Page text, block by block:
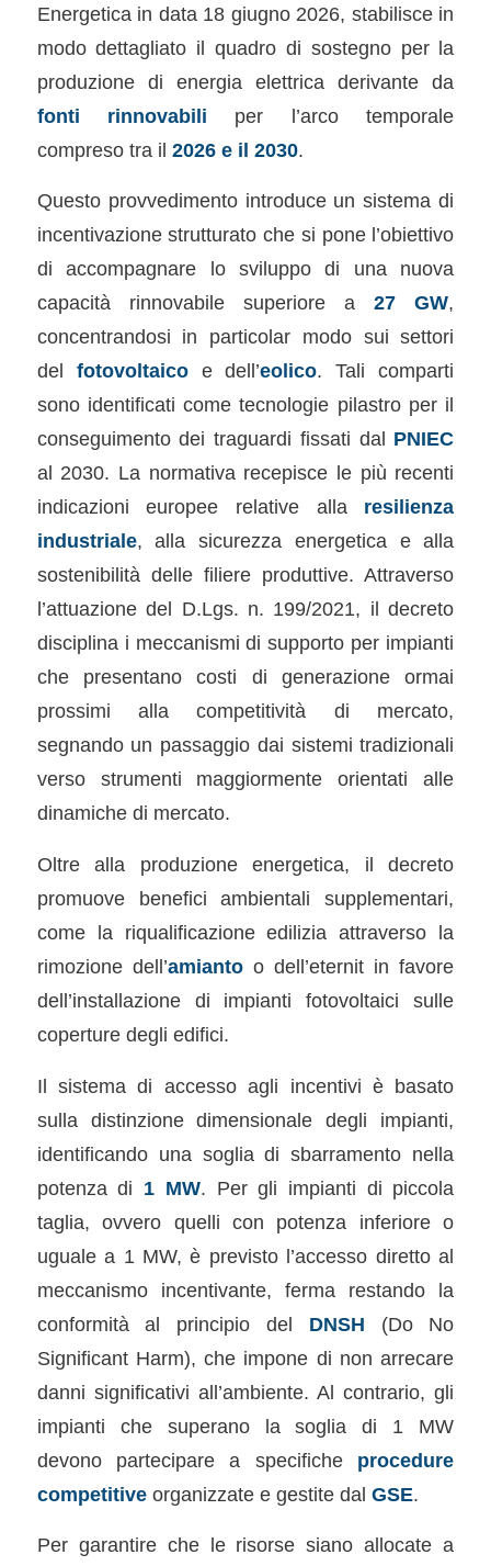
Energetica in data 18 giugno 2026, stabilisce in
modo dettagliato il quadro di sostegno per la
produzione di energia elettrica derivante da
fonti rinnovabili per l’arco temporale
compreso tra il 2026 e il 2030.
Questo provvedimento introduce un sistema di
incentivazione strutturato che si pone l’obiettivo
di accompagnare lo sviluppo di una nuova
capacità rinnovabile superiore a27 GW,
concentrandosi in particolar modo sui settori
del fotovoltaicoe dell’eolico. Tali comparti
sono identificati come tecnologie pilastro per il
conseguimento dei traguardi fissati dal PNIEC
al 2030. La normativa recepisce le più recenti
indicazioni europee relative alla resilienza
industriale, alla sicurezza energetica e alla
sostenibilità delle filiere produttive. Attraverso
l’attuazione del D.Lgs. n. 199/2021, il decreto
disciplina i meccanismi di supporto per impianti
che presentano costi di generazione ormai
prossimi alla competitività di mercato,
segnando un passaggio dai sistemi tradizionali
verso strumenti maggiormente orientati alle
dinamiche di mercato.
Oltre alla produzione energetica, il decreto
promuove benefici ambientali supplementari,
come la riqualificazione edilizia attraverso la
rimozione dell’amiantoo dell’eternit in favore
dell’installazione di impianti fotovoltaici sulle
coperture degli edifici.
Il sistema di accesso agli incentivi è basato
sulla distinzione dimensionale degli impianti,
identificando una soglia di sbarramento nella
potenza di 1 MW. Per gli impianti di piccola
taglia, ovvero quelli con potenza inferiore o
uguale a 1 MW, è previsto l’accesso diretto al
meccanismo incentivante, ferma restando la
conformità al principio del DNSH (Do No
Significant Harm), che impone di non arrecare
danni significativi all’ambiente. Al contrario, gli
impianti che superano la soglia di 1 MW
devono partecipare a specifiche procedure
competitiveorganizzate e gestite dal GSE.
Per garantire che le risorse siano allocate a